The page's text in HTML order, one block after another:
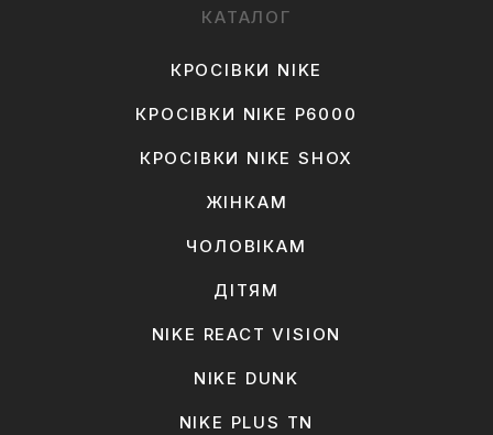
КАТАЛОГ
КРОСІВКИ NIKE
КРОСІВКИ NIKE P6000
КРОСІВКИ NIKE SHOX
ЖІНКАМ
ЧОЛОВІКАМ
ДІТЯМ
NIKE REACT VISION
NIKE DUNK
NIKE PLUS TN